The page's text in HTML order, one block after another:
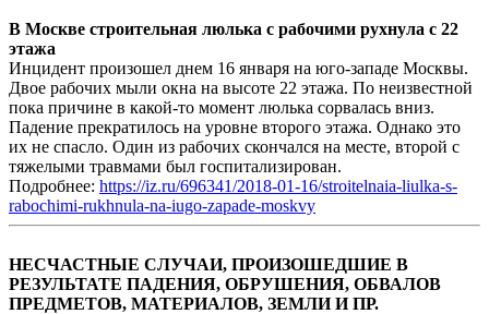
В Москве строительная люлька с рабочими рухнула с 22
этажа
Инцидент произошел днем 16 января на юго-западе Москвы.
Двое рабочих мыли окна на высоте 22 этажа. По неизвестной
пока причине в какой-то момент люлька сорвалась вниз.
Падение прекратилось на уровне второго этажа. Однако это
их не спасло. Один из рабочих скончался на месте, второй с
тяжелыми травмами был госпитализирован.
Подробнее: https://iz.ru/696341/2018-01-16/stroitelnaia-liulka-s-
rabochimi-rukhnula-na-iugo-zapade-moskvy
НЕСЧАСТНЫЕ СЛУЧАИ, ПРОИЗОШЕДШИЕ В
РЕЗУЛЬТАТЕ ПАДЕНИЯ, ОБРУШЕНИЯ, ОБВАЛОВ
ПРЕДМЕТОВ, МАТЕРИАЛОВ, ЗЕМЛИ И ПР.